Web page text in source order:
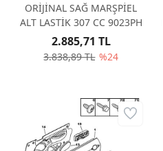
ORİJİNAL SAĞ MARŞPİEL
ALT LASTİK 307 CC 9023PH
3.838,89 TL %24
2.885,71 TL